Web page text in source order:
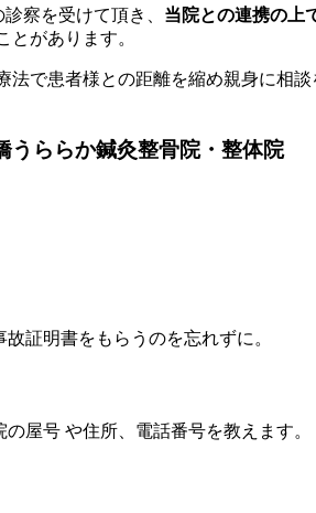
察を受けて頂き、 当院との連携の上
があります。
で患者様との距離を縮め親身に相談
うららか鍼灸整骨院・整体院
証明書をもらうのを忘れずに。
屋号 や住所、電話番号を教えます